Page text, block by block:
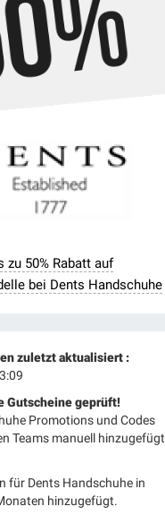
zu 50% Rabatt auf
bei Dents Handschuhe
zuletzt aktualisiert :
Gutscheine geprüft!
Promotions und Codes
Teams manuell hinzugefügt
für Dents Handschuhe in
hinzugefügt.